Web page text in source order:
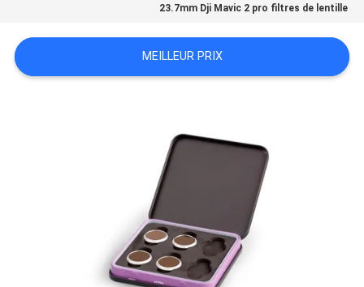
UNE
CITATION
23.7mm Dji Mavic 2 pro filtres de lentille
MEILLEUR PRIX